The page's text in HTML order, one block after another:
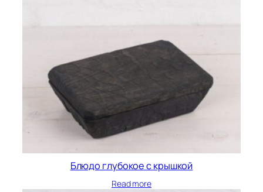
Блюдо глубокое с крышкой
Read more